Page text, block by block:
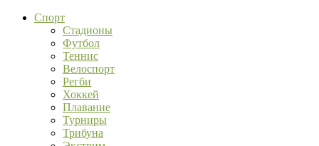
Спорт
Стадионы
Футбол
Теннис
Велоспорт
Регби
Хоккей
Плавание
Турниры
Трибуна